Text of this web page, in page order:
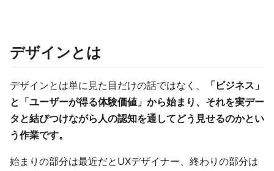
デザインとは
デザインとは単に見た目だけの話ではなく、
「ビジネス」
と「ユーザーが得る体験価値」から始まり、それを実デー
タと結びつけながら人の認知を通してどう見せるのかとい
う作業です。
始まりの部分は最近だとUXデザイナー、終わりの部分は